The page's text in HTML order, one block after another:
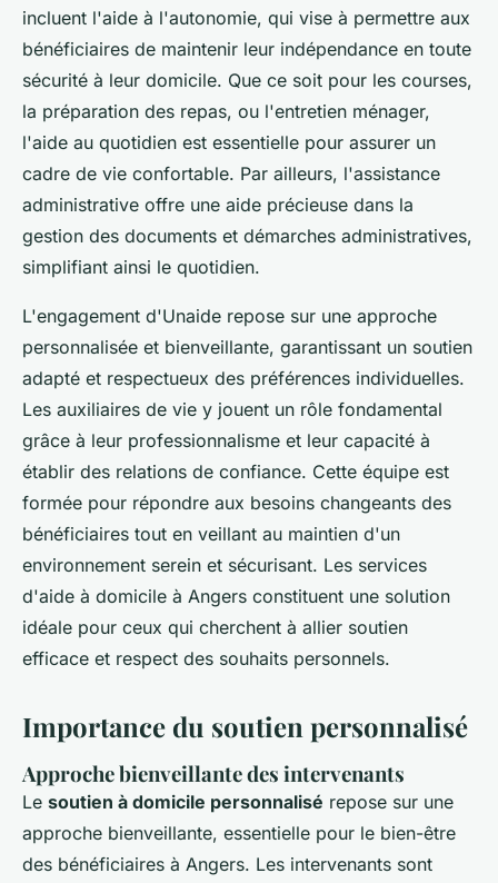
incluent l'aide à l'autonomie, qui vise à permettre aux
bénéficiaires de maintenir leur indépendance en toute
sécurité à leur domicile. Que ce soit pour les courses,
la préparation des repas, ou l'entretien ménager,
l'aide au quotidien est essentielle pour assurer un
cadre de vie confortable. Par ailleurs, l'assistance
administrative offre une aide précieuse dans la
gestion des documents et démarches administratives,
simplifiant ainsi le quotidien.
L'engagement d'Unaide repose sur une approche
personnalisée et bienveillante, garantissant un soutien
adapté et respectueux des préférences individuelles.
Les auxiliaires de vie y jouent un rôle fondamental
grâce à leur professionnalisme et leur capacité à
établir des relations de confiance. Cette équipe est
formée pour répondre aux besoins changeants des
bénéficiaires tout en veillant au maintien d'un
environnement serein et sécurisant. Les services
d'aide à domicile à Angers constituent une solution
idéale pour ceux qui cherchent à allier soutien
efficace et respect des souhaits personnels.
Importance du soutien personnalisé
Approche bienveillante des intervenants
Le soutien à domicile personnalisé repose sur une
approche bienveillante, essentielle pour le bien-être
des bénéficiaires à Angers. Les intervenants sont